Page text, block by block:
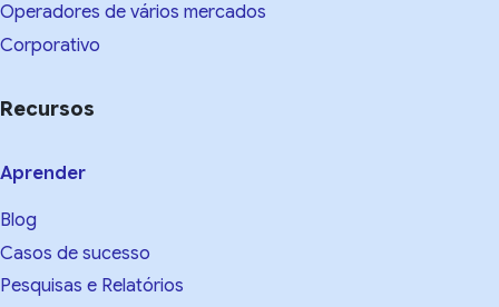
Operadores de vários mercados
Corporativo
Recursos
Aprender
Blog
Casos de sucesso
Pesquisas e Relatórios